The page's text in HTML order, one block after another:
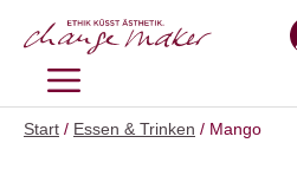
Inhalt
MENÜ
Start / Essen & Trinken / Mango